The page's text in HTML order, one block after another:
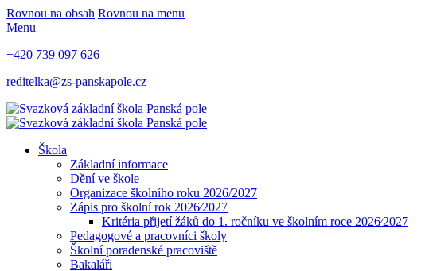
Rovnou na obsah Rovnou na menu
Menu
+420 739 097 626
reditelka@zs-panskapole.cz
Škola
Základní informace
Dění ve škole
Organizace školního roku 2026/2027
Zápis pro školní rok 2026⁄2027
Kritéria přijetí žáků do 1. ročníku ve školním roce 2026⁄2027
Pedagogové a pracovníci školy
Školní poradenské pracoviště
Bakaláři